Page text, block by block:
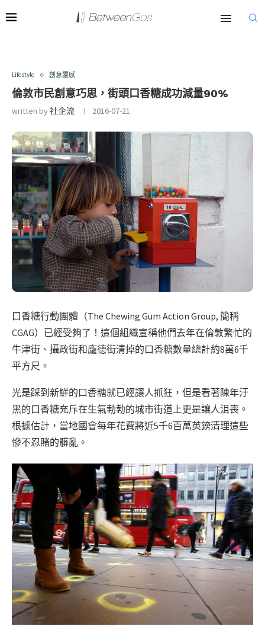
Lifestyle 創意靈感
倫敦市民創意巧思，街頭口香糖成功減量90%
written by社企流 2016-07-21
口香糖行動團體（The Chewing Gum Action Group, 簡稱
CGAG）已經受夠了！這個組織宣稱他們去年在倫敦繁忙的
牛津街、攝政街和龐德街清掉的口香糖數量總計約8萬6千
平方尺。
光是踩到新鮮的口香糖就已經讓人抓狂，但是看著陳年汙
黑的口香糖充斥在生氣勃勃的城市街道上更是讓人沮喪。
根據估計，當地國會每年花費將近5千6百萬英鎊清理這些
慘不忍賭的髒亂。